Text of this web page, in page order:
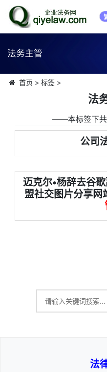
法务主管
首页 > 标签>
法
――本标签下
公司
迈克尔•杨辞去谷
盟社交图片分享
法